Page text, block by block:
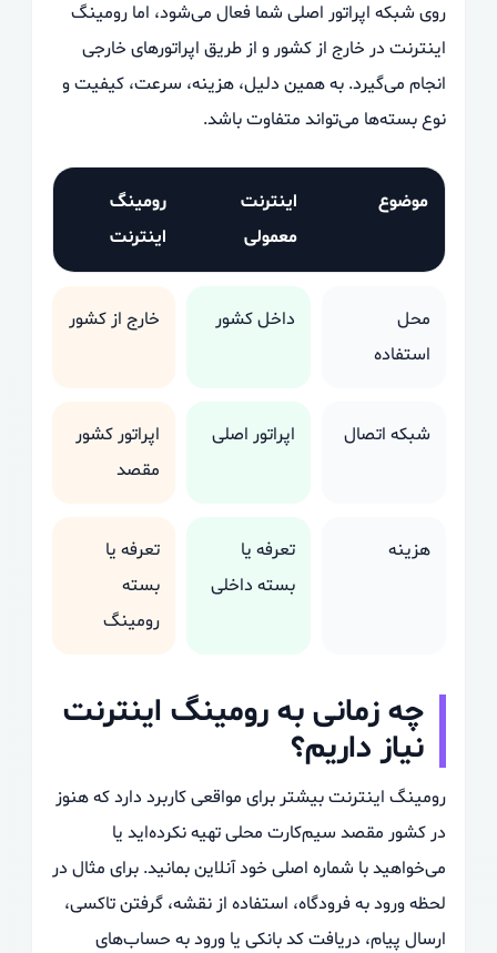
روی شبکه اپراتور اصلی شما فعال می‌شود، اما رومینگ
اینترنت در خارج از کشور و از طریق اپراتورهای خارجی
انجام می‌گیرد. به همین دلیل، هزینه، سرعت، کیفیت و
نوع بسته‌ها می‌تواند متفاوت باشد.
موضوع
اینترنت
معمولی
رومینگ
اینترنت
محل
استفاده
داخل کشور خارج از کشور
شبکه اتصال اپراتور اصلی
اپراتور کشور
مقصد
هزینه
تعرفه یا
بسته داخلی
تعرفه یا
بسته
رومینگ
چه زمانی به رومینگ اینترنت
نیاز داریم؟
رومینگ اینترنت بیشتر برای مواقعی کاربرد دارد که هنوز
در کشور مقصد سیم‌کارت محلی تهیه نکرده‌اید یا
می‌خواهید با شماره اصلی خود آنلاین بمانید. برای مثال در
لحظه ورود به فرودگاه، استفاده از نقشه، گرفتن تاکسی،
ارسال پیام، دریافت کد بانکی یا ورود به حساب‌های